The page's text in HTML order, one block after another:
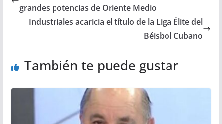
grandes potencias de Oriente Medio
Industriales acaricia el título de la Liga Élite del
Béisbol Cubano
También te puede gustar